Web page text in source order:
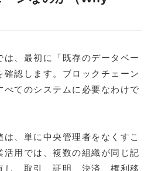
は、最初に「既存のデータベー
確認します。ブロックチェーン
べてのシステムに必要なわけで
、単に中央管理者をなくすこ
活用では、複数の組織が同じ記
、取引、証明、決済、権利移